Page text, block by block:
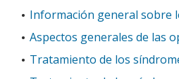
Información general sobre
Aspectos generales de las
Tratamiento de los